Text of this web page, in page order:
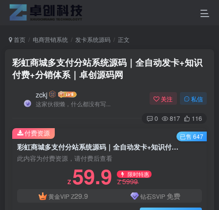
首页 电商营销系统 发卡系统源码 正文
彩虹商城多支付分站系统源码｜全自动发卡+知识
付费+分销体系｜卓创源码网
zckj
这家伙很懒，什么都没有写...
关注 私信
0 817 116
彩虹商城多支付分站系统源码｜全自动发卡+知识付费+分销体系｜卓创源码网
此内容为付费资源，请付费后查看
Z 59.9 限时特惠
Z5999
黄金VIPZ29.9 钻石SVIP 免费
付费资源 已售 647